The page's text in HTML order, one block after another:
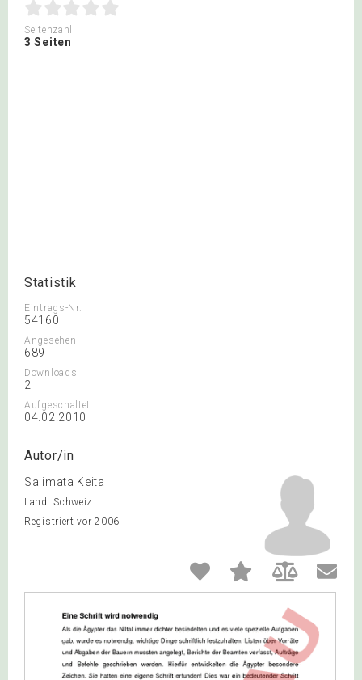
Seitenzahl
3 Seiten
Statistik
Eintrags-Nr.
54160
Angesehen
689
Downloads
2
Aufgeschaltet
04.02.2010
Autor/in
Salimata Keita
Land: Schweiz
Registriert vor 2006